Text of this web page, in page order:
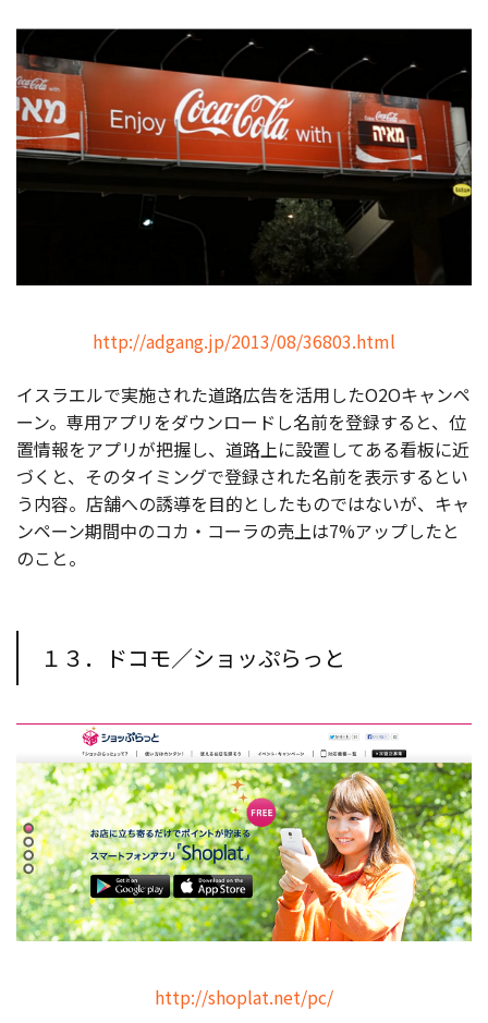
http://adgang.jp/2013/08/36803.html
イスラエルで実施された道路広告を活用したO2Oキャンペ
ーン。専用アプリをダウンロードし名前を登録すると、位
置情報をアプリが把握し、道路上に設置してある看板に近
づくと、そのタイミングで登録された名前を表示するとい
う内容。店舗への誘導を目的としたものではないが、キャ
ンペーン期間中のコカ・コーラの売上は7%アップしたと
のこと。
１３．ドコモ／ショッぷらっと
http://shoplat.net/pc/